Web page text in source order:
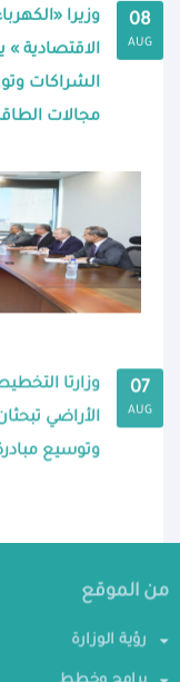
08
AUG
وزيرا
الاقتصادية »
الشراكات
مجالات
07
AUG
وزارتا
وتوسيع
من الموقع
رؤية الوزارة